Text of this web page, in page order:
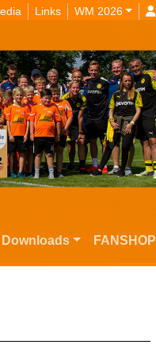
Links WM 2026
Downloads FANSHOP